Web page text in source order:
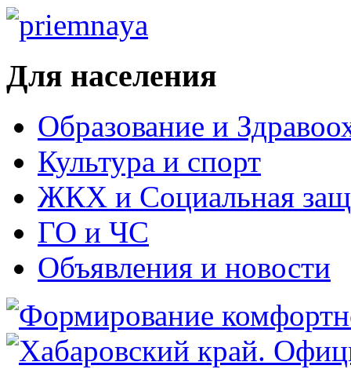
Для населения
Образование и
Культура и спорт
ЖКХ и Социальная
ГО и ЧС
Объявления и новости